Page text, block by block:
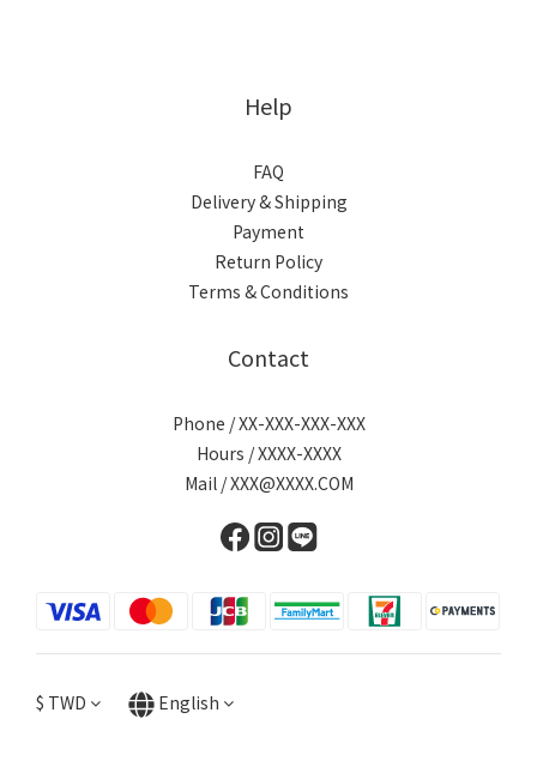
Help
FAQ
Delivery & Shipping
Payment
Return Policy
Terms & Conditions
Contact
Phone / XX-XXX-XXX-XXX
Hours / XXXX-XXXX
Mail / XXX@XXXX.COM
$ TWD English